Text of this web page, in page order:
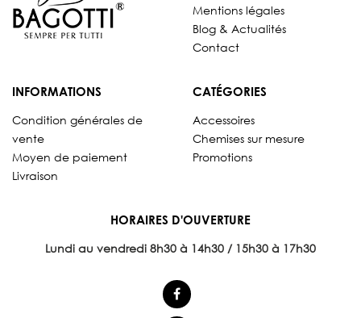
Mentions légales
Blog & Actualités
Contact
INFORMATIONS
Condition générales de
vente
Moyen de paiement
Livraison
CATÉGORIES
Accessoires
Chemises sur mesure
Promotions
HORAIRES D'OUVERTURE
Lundi au vendredi 8h30 à 14h30 / 15h30 à 17h30